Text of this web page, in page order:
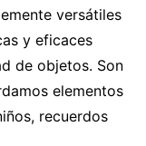
versátiles
y eficaces
de objetos. Son
elementos
recuerdos